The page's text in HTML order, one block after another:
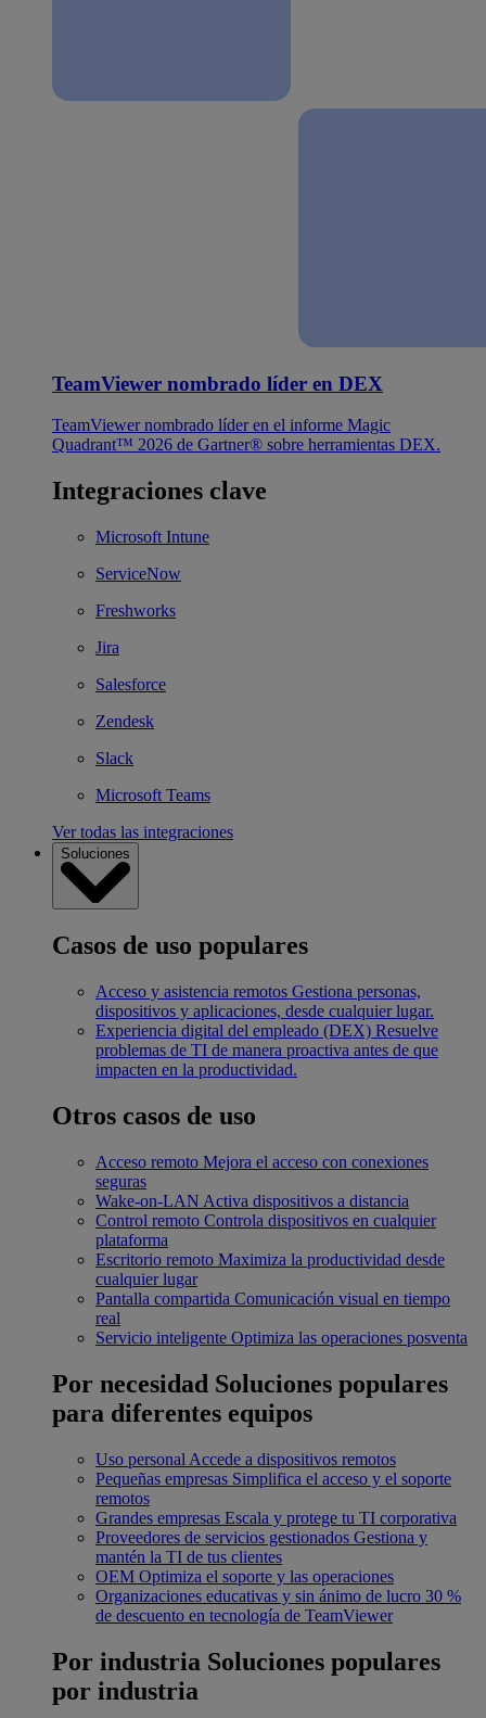
TeamViewer nombrado líder en DEX
TeamViewer nombrado líder en el informe Magic
Quadrant™ 2026 de Gartner® sobre herramientas DEX.
Integraciones clave
Microsoft Intune
ServiceNow
Freshworks
Jira
Salesforce
Zendesk
Slack
Microsoft Teams
Ver todas las integraciones
Soluciones
Casos de uso populares
Acceso y asistencia remotos Gestiona personas,
dispositivos y aplicaciones, desde cualquier lugar.
Experiencia digital del empleado (DEX) Resuelve
problemas de TI de manera proactiva antes de que
impacten en la productividad.
Otros casos de uso
Acceso remoto Mejora el acceso con conexiones
seguras
Wake-on-LAN Activa dispositivos a distancia
Control remoto Controla dispositivos en cualquier
plataforma
Escritorio remoto Maximiza la productividad desde
cualquier lugar
Pantalla compartida Comunicación visual en tiempo
real
Servicio inteligente Optimiza las operaciones posventa
Por necesidad Soluciones populares
para diferentes equipos
Uso personal Accede a dispositivos remotos
Pequeñas empresas Simplifica el acceso y el soporte
remotos
Grandes empresas Escala y protege tu TI corporativa
Proveedores de servicios gestionados Gestiona y
mantén la TI de tus clientes
OEM Optimiza el soporte y las operaciones
Organizaciones educativas y sin ánimo de lucro 30 %
de descuento en tecnología de TeamViewer
Por industria Soluciones populares
por industria